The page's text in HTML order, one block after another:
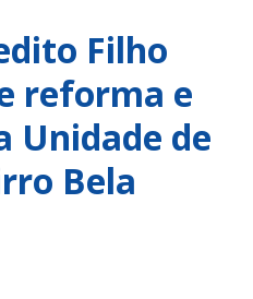
Filho
reforma e
Unidade de
Bela